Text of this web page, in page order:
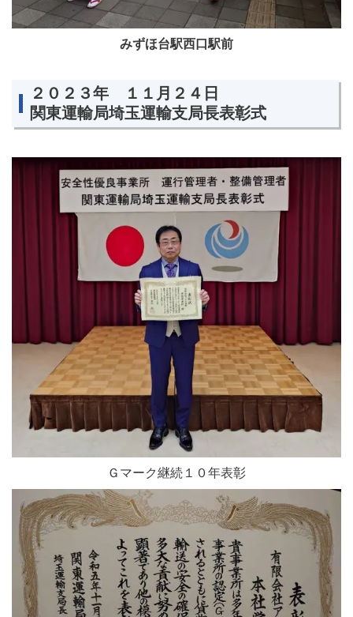
みずほ台駅西口駅前
２０２３年 １１月２４日
関東運輸局埼玉運輸支局長表彰式
Ｇマーク継続１０年表彰